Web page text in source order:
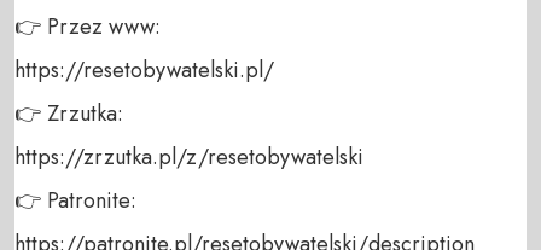
👉 Przez www:
https://resetobywatelski.pl/
👉 Zrzutka:
https://zrzutka.pl/z/resetobywatelski
👉 Patronite:
https://patronite.pl/resetobywatelski/description